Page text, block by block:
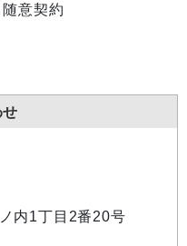
意契約
内1丁目2番20号